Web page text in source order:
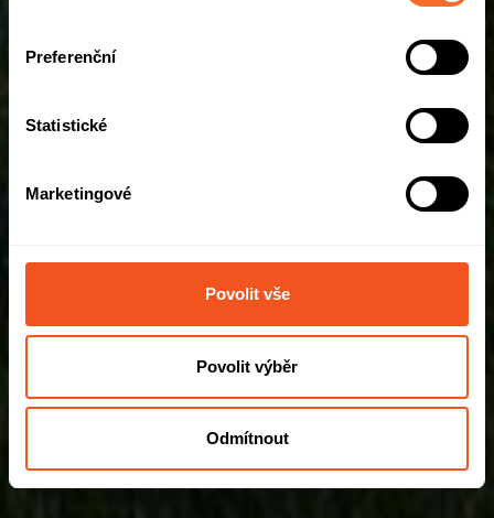
Preferenční
Statistické
Marketingové
Povolit vše
Povolit výběr
Odmítnout